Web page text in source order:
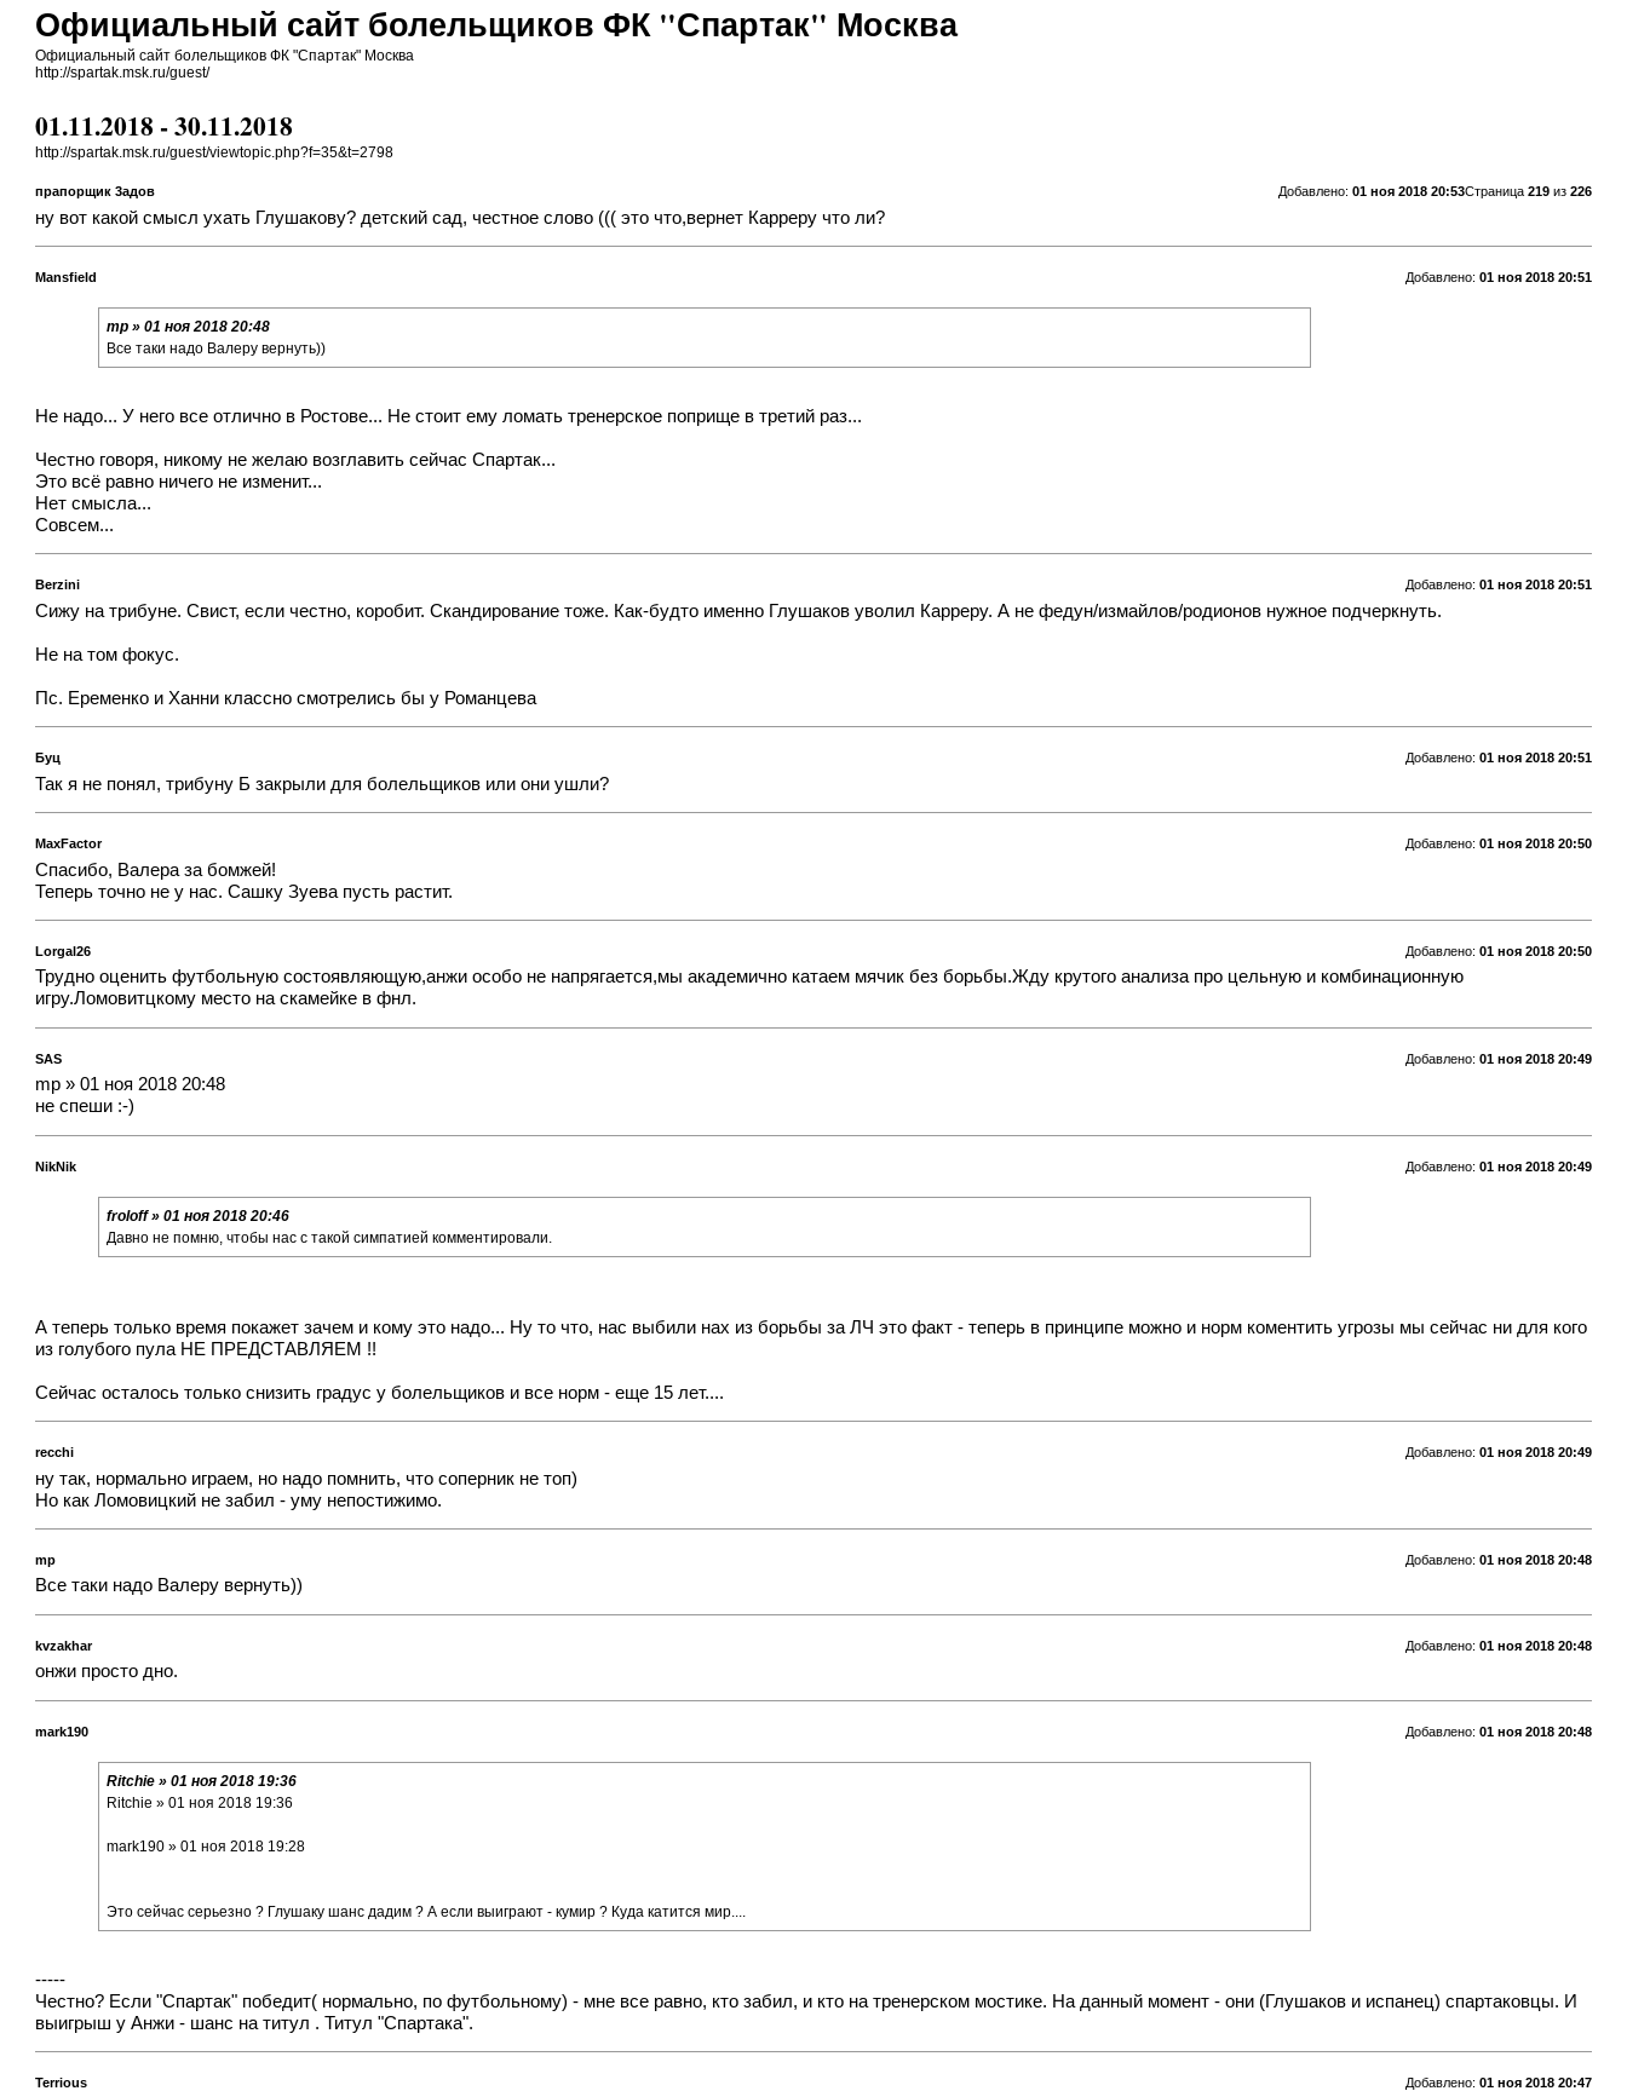
Официальный сайт болельщиков ФК "Спартак" Москва
Официальный сайт болельщиков ФК "Спартак" Москва
http://spartak.msk.ru/guest/
01.11.2018 - 30.11.2018
http://spartak.msk.ru/guest/viewtopic.php?f=35&t=2798
Страница 219из 226
Добавлено: 01 ноя 2018 20:53
прапорщик 3адoв
ну вот какой смысл ухать Глушакову? детский сад, честное слово ((( это что,вернет Карреру что ли?
Добавлено: 01 ноя 2018 20:51
Mansfield
mp » 01 ноя 2018 20:48
Все таки надо Валеру вернуть))
Не надо... У него все отлично в Ростове... Не стоит ему ломать тренерское поприще в третий раз...
Честно говоря, никому не желаю возглавить сейчас Спартак...
Это всё равно ничего не изменит...
Нет смысла...
Совсем...
Добавлено: 01 ноя 2018 20:51
Berzini
Сижу на трибуне. Свист, если честно, коробит. Скандирование тоже. Как-будто именно Глушаков уволил Карреру. А не федун/измайлов/родионов нужное подчеркнуть.
Не на том фокус.
Пс. Еременко и Ханни классно смотрелись бы у Романцева
Добавлено: 01 ноя 2018 20:51
Буц
Так я не понял, трибуну Б закрыли для болельщиков или они ушли?
Добавлено: 01 ноя 2018 20:50
MaxFactor
Спасибо, Валера за бомжей!
Теперь точно не у нас. Сашку Зуева пусть растит.
Добавлено: 01 ноя 2018 20:50
Lorgal26
Трудно оценить футбольную состоявляющую,анжи особо не напрягается,мы академично катаем мячик без борьбы.Жду крутого анализа про цельную и комбинационную
игру.Ломовитцкому место на скамейке в фнл.
Добавлено: 01 ноя 2018 20:49
SAS
mp » 01 ноя 2018 20:48
не спеши :-)
Добавлено: 01 ноя 2018 20:49
NikNik
froloff » 01 ноя 2018 20:46
Давно не помню, чтобы нас с такой симпатией комментировали.
А теперь только время покажет зачем и кому это надо... Ну то что, нас выбили нах из борьбы за ЛЧ это факт - теперь в принципе можно и норм коментить угрозы мы сейчас ни для кого
из голубого пула НЕ ПРЕДСТАВЛЯЕМ !!
Сейчас осталось только снизить градус у болельщиков и все норм - еще 15 лет....
Добавлено: 01 ноя 2018 20:49
recchi
ну так, нормально играем, но надо помнить, что соперник не топ)
Но как Ломовицкий не забил - уму непостижимо.
Добавлено: 01 ноя 2018 20:48
mp
Все таки надо Валеру вернуть))
Добавлено: 01 ноя 2018 20:48
kvzakhar
онжи просто дно.
Добавлено: 01 ноя 2018 20:48
mark190
Ritchie » 01 ноя 2018 19:36
Ritchie » 01 ноя 2018 19:36
mark190 » 01 ноя 2018 19:28
Это сейчас серьезно ? Глушаку шанс дадим ? А если выиграют - кумир ? Куда катится мир....
-----
Честно? Если "Спартак" победит( нормально, по футбольному) - мне все равно, кто забил, и кто на тренерском мостике. На данный момент - они (Глушаков и испанец) спартаковцы. И
выигрыш у Анжи - шанс на титул . Титул "Спартака".
Добавлено: 01 ноя 2018 20:47
Terrious